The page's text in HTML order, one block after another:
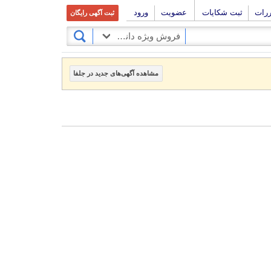
ثبت شکایات عضویت ورود ثبت آگهی رایگان
فروش ویژه دانشجویی
مشاهده آگهی‌های جدید در جلفا